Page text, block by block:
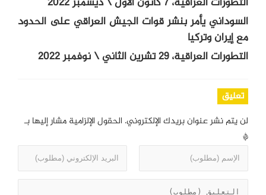
السوداني يأمر بنشر قوات الجيش العراقي على الحدود
مع إيران وتركيا
التطورات العراقية، 29 تشرين الثاني \ نوفمبر 2022
تعليق
لن يتم نشر عنوان بريدك الإلكتروني. الحقول الإلزامية مشار إليها بـ
*